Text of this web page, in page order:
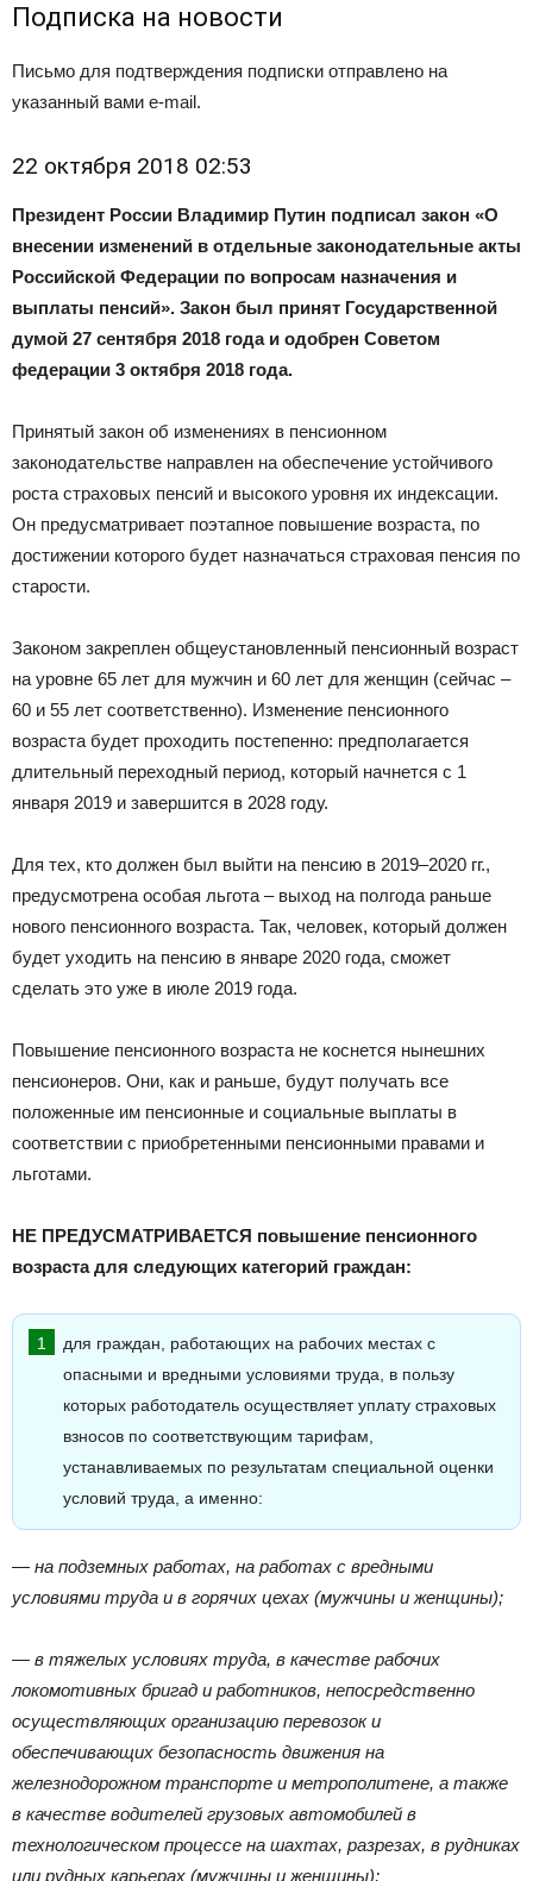
Подписка на новости
Письмо для подтверждения подписки отправлено на
указанный вами e-mail.
22 октября 2018 02:53
Президент России Владимир Путин подписал закон «О
внесении изменений в отдельные законодательные акты
Российской Федерации по вопросам назначения и
выплаты пенсий». Закон был принят Государственной
думой 27 сентября 2018 года и одобрен Советом
федерации 3 октября 2018 года.
Принятый закон об изменениях в пенсионном
законодательстве направлен на обеспечение устойчивого
роста страховых пенсий и высокого уровня их индексации.
Он предусматривает поэтапное повышение возраста, по
достижении которого будет назначаться страховая пенсия по
старости.
Законом закреплен общеустановленный пенсионный возраст
на уровне 65 лет для мужчин и 60 лет для женщин (сейчас –
60 и 55 лет соответственно). Изменение пенсионного
возраста будет проходить постепенно: предполагается
длительный переходный период, который начнется с 1
января 2019 и завершится в 2028 году.
Для тех, кто должен был выйти на пенсию в 2019–2020 гг.,
предусмотрена особая льгота – выход на полгода раньше
нового пенсионного возраста. Так, человек, который должен
будет уходить на пенсию в январе 2020 года, сможет
сделать это уже в июле 2019 года.
Повышение пенсионного возраста не коснется нынешних
пенсионеров. Они, как и раньше, будут получать все
положенные им пенсионные и социальные выплаты в
соответствии с приобретенными пенсионными правами и
льготами.
НЕ ПРЕДУСМАТРИВАЕТСЯ повышение пенсионного
возраста для следующих категорий граждан:
для граждан, работающих на рабочих местах с
опасными и вредными условиями труда, в пользу
которых работодатель осуществляет уплату страховых
взносов по соответствующим тарифам,
устанавливаемых по результатам специальной оценки
условий труда, а именно:
— на подземных работах, на работах с вредными
условиями труда и в горячих цехах (мужчины и женщины);
— в тяжелых условиях труда, в качестве рабочих
локомотивных бригад и работников, непосредственно
осуществляющих организацию перевозок и
обеспечивающих безопасность движения на
железнодорожном транспорте и метрополитене, а также
в качестве водителей грузовых автомобилей в
технологическом процессе на шахтах, разрезах, в рудниках
или рудных карьерах (мужчины и женщины);